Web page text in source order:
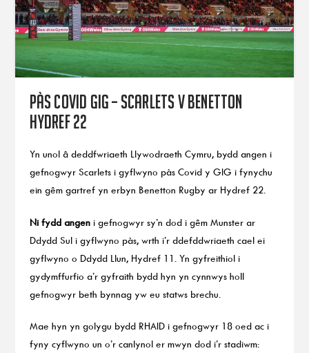
PÀS COVID GIG – Scarlets v Benetton
Hydref 22
Yn unol â deddfwriaeth Llywodraeth Cymru, bydd angen i
gefnogwyr Scarlets i gyflwyno pàs Covid y GIG i fynychu
ein gêm gartref yn erbyn Benetton Rugby ar Hydref 22.
Ni fydd angeni gefnogwyr sy’n dod i gêm Munster ar
Ddydd Sul i gyflwyno pàs, wrth i’r ddefddwriaeth cael ei
gyflwyno o Ddydd Llun, Hydref 11. Yn gyfreithiol i
gydymffurfio a’r gyfraith bydd hyn yn cynnwys holl
gefnogwyr beth bynnag yw eu statws brechu.
Mae hyn yn golygu bydd RHAID i gefnogwyr 18 oed ac i
fyny cyflwyno un o’r canlynol er mwyn dod i’r stadiwm: